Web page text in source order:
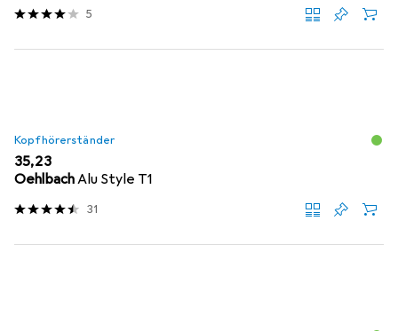
5
Kopfhörerständer
EUR
35,23
OehlbachAlu Style T1
31